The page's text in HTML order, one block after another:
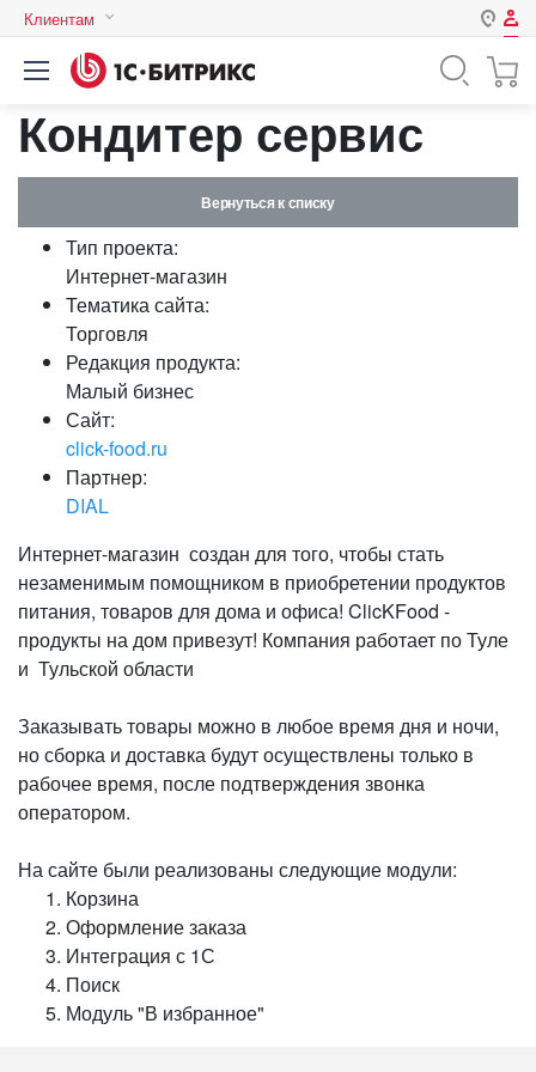
Клиентам
Казахстан
Авторизация
Логин
Пароль
Забыли свой пароль?
Кондитер сервис
Вернуться к списку
Тип проекта:
Интернет-магазин
Тематика сайта:
Торговля
Редакция продукта:
Малый бизнес
Сайт:
click-food.ru
Партнер:
DIAL
Интернет-магазин создан для того, чтобы стать
незаменимым помощником в приобретении продуктов
питания, товаров для дома и офиса! ClicKFood -
продукты на дом привезут! Компания работает по Туле
и Тульской области
Заказывать товары можно в любое время дня и ночи,
но сборка и доставка будут осуществлены только в
рабочее время, после подтверждения звонка
оператором.
На сайте были реализованы следующие модули:
Корзина
Оформление заказа
Интеграция с 1С
Поиск
Модуль "В избранное"